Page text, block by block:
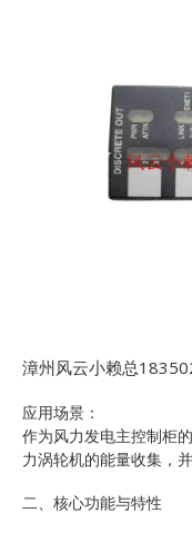
漳州风云小赖总
应用场景：
作为风力发电主控制柜
力涡轮机的能量收集，
二、核心功能与特性